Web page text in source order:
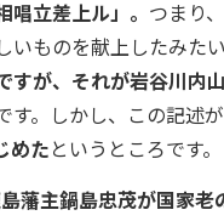
立差上ル」。 つまり
ものを献上したみた
すが、それが岩谷川内
す。しかし、この記述
めた というところです。
藩主鍋島忠茂が国家老